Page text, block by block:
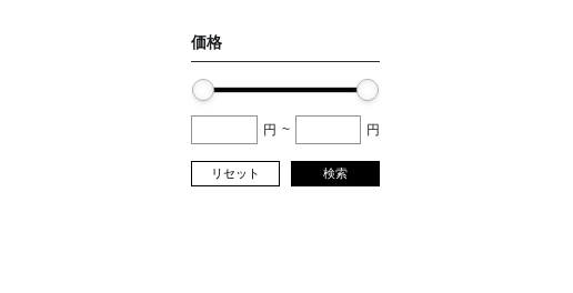
価格
円 ~ 円
リセット 検索